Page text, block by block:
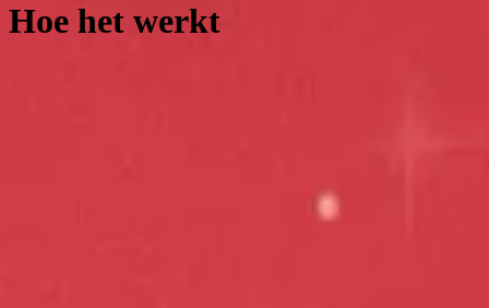
Hoe het werkt